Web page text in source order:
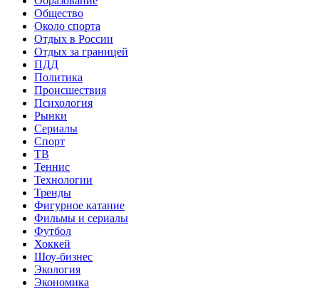
Общество
Около спорта
Отдых в России
Отдых за границей
ПДД
Политика
Происшествия
Психология
Рынки
Сериалы
Спорт
ТВ
Теннис
Технологии
Тренды
Фигурное катание
Фильмы и сериалы
Футбол
Хоккей
Шоу-бизнес
Экология
Экономика